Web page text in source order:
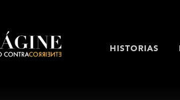
HISTORIAS